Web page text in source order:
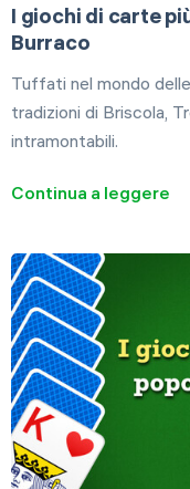
I giochi di carte
Burraco
Tuffati nel mondo
tradizioni di Briscola,
intramontabili.
Continua a leggere